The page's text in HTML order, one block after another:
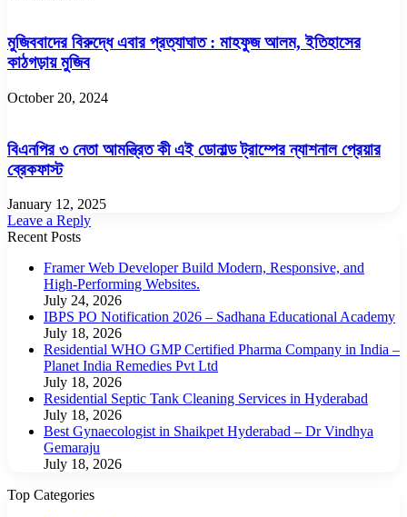
মুজিববাদের বিরুদ্ধে এবার প্রত্যাঘাত : মাহফুজ আলম, ইতিহাসের
কাঠগড়ায় মুজিব
October 20, 2024
বিএনপির ৩ নেতা আমন্ত্রিত কী এই ডোনাল্ড ট্রাম্পের ন্যাশনাল প্রেয়ার
ব্রেকফাস্ট
January 12, 2025
Leave a Reply
Recent Posts
Framer Web Developer Build Modern, Responsive, and
High-Performing Websites.
July 24, 2026
IBPS PO Notification 2026 – Sadhana Educational Academy
July 18, 2026
Residential WHO GMP Certified Pharma Company in India –
Planet India Remedies Pvt Ltd
July 18, 2026
Residential Septic Tank Cleaning Services in Hyderabad
July 18, 2026
Best Gynaecologist in Shaikpet Hyderabad – Dr Vindhya
Gemaraju
July 18, 2026
Top Categories